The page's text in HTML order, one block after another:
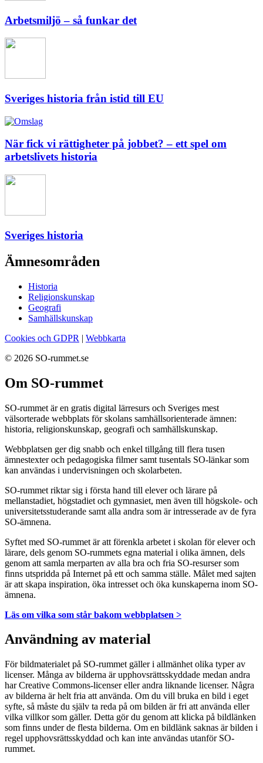
Arbetsmiljö – så funkar det
Sveriges historia från istid till EU
När fick vi rättigheter på jobbet? – ett spel om
arbetslivets historia
Sveriges historia
Ämnesområden
Historia
Religionskunskap
Geografi
Samhällskunskap
Cookies och GDPR | Webbkarta
© 2026 SO-rummet.se
Om SO-rummet
SO-rummet är en gratis digital lärresurs och Sveriges mest
välsorterade webbplats för skolans samhällsorienterade ämnen:
historia, religionskunskap, geografi och samhällskunskap.
Webbplatsen ger dig snabb och enkel tillgång till flera tusen
ämnestexter och pedagogiska filmer samt tusentals SO-länkar som
kan användas i undervisningen och skolarbeten.
SO-rummet riktar sig i första hand till elever och lärare på
mellanstadiet, högstadiet och gymnasiet, men även till högskole- och
universitetsstuderande samt alla andra som är intresserade av de fyra
SO-ämnena.
Syftet med SO-rummet är att förenkla arbetet i skolan för elever och
lärare, dels genom SO-rummets egna material i olika ämnen, dels
genom att samla merparten av alla bra och fria SO-resurser som
finns utspridda på Internet på ett och samma ställe. Målet med sajten
är att skapa inspiration, öka intresset och öka kunskaperna inom SO-
ämnena.
Läs om vilka som står bakom webbplatsen >
Användning av material
För bildmaterialet på SO-rummet gäller i allmänhet olika typer av
licenser. Många av bilderna är upphovsrättsskyddade medan andra
har Creative Commons-licenser eller andra liknande licenser. Några
av bilderna är helt fria att använda. Om du vill bruka en bild i eget
syfte, så måste du själv ta reda på om bilden är fri att använda eller
vilka villkor som gäller. Detta gör du genom att klicka på bildlänken
som finns under de flesta bilderna. Om en bildlänk saknas är bilden i
regel upphovsrättsskyddad och kan inte användas utanför SO-
rummet.